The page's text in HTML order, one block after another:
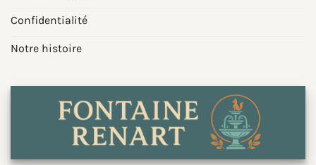
Confidentialité
Notre histoire